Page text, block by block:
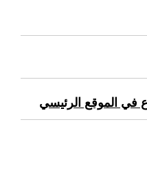
في الموقع الرئيسي